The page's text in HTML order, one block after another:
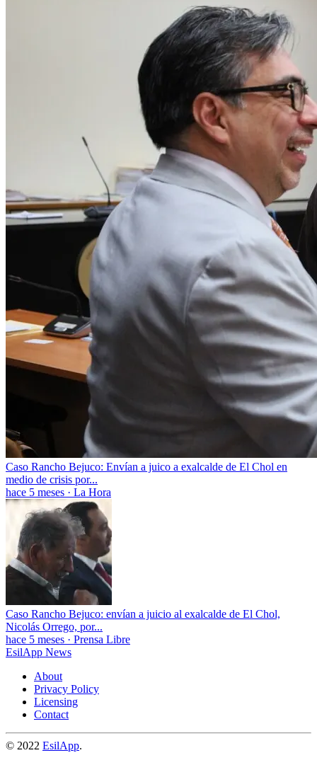
Caso Rancho Bejuco: Envían a juico a exalcalde de El Chol en
medio de crisis por...
hace 5 meses · La Hora
Caso Rancho Bejuco: envían a juicio al exalcalde de El Chol,
Nicolás Orrego, por...
hace 5 meses · Prensa Libre
EsilApp News
About
Privacy Policy
Licensing
Contact
© 2022 EsilApp.